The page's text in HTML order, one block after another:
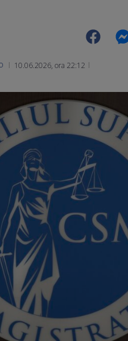
Facebook
10.06.2026, ora 22:12